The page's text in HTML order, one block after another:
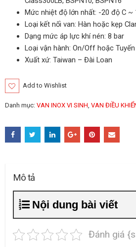
Mức nhiệt độ lớn nhất: -20 độ C ~
Loại kết nối van: Hàn hoặc kẹp
Dạng mức áp lực khí nén: 8 bar
Loại vận hành: On/Off hoặc
Xuất xứ: Taiwan – Đài Loan
Add to Wishlist
Danh mục: VAN INOX VI SINH, VAN ĐIỀU
Mô tả
Nội dung bài viết
Đánh giá